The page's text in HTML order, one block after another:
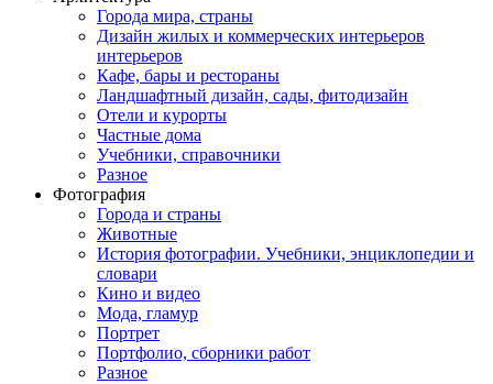
Города мира, страны
Дизайн жилых и коммерческих интерьеров
интерьеров
Кафе, бары и рестораны
Ландшафтный дизайн, сады, фитодизайн
Отели и курорты
Частные дома
Учебники, справочники
Разное
Фотография
Города и страны
Животные
История фотографии. Учебники, энциклопедии и
словари
Кино и видео
Мода, гламур
Портрет
Портфолио, сборники работ
Разное